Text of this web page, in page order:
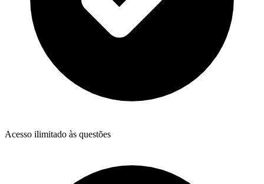
Acesso ilimitado às questões